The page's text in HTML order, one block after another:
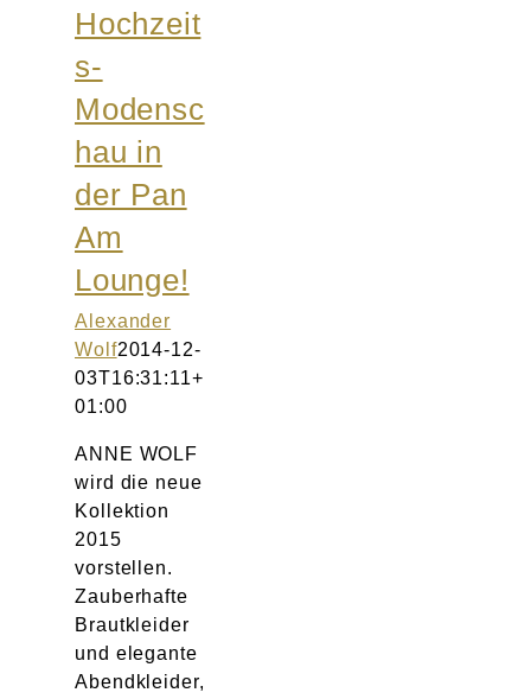
Hochzeit
s-
Modensc
hau in
der Pan
Am
Lounge!
Alexander
Wolf2014-12-
03T16:31:11+
01:00
ANNE WOLF
wird die neue
Kollektion
2015
vorstellen.
Zauberhafte
Brautkleider
und elegante
Abendkleider,